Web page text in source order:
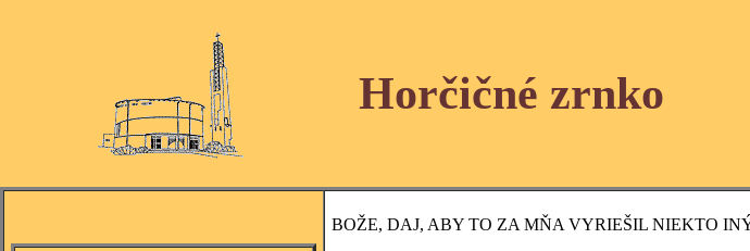
Horčičné zrnko
BOŽE, DAJ, ABY TO ZA MŇA VYRIEŠIL NIEKTO